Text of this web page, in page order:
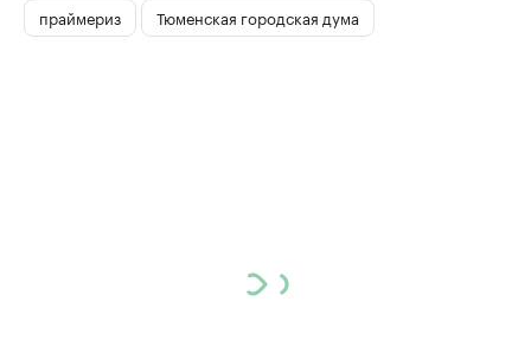
праймериз Тюменская городская дума